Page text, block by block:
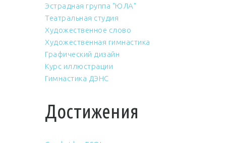
Эстрадная группа "ЮЛА"
Театральная студия
Художественное слово
Художественная гимнастика
Графический дизайн
Курс иллюстрации
Гимнастика ДЭНС
Достижения